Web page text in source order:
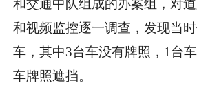
和交通中队组成的办案组，对
和视频监控逐一调查，发现当
车，其中3台车没有牌照，1台
车牌照遮挡。